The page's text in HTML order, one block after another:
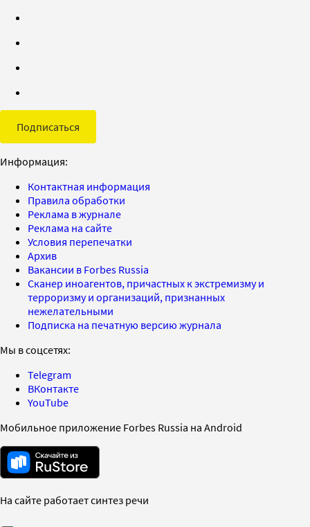
Подписаться
Информация:
Контактная информация
Правила обработки
Реклама в журнале
Реклама на сайте
Условия перепечатки
Архив
Вакансии в Forbes Russia
Сканер иноагентов, причастных к экстремизму и
терроризму и организаций, признанных
нежелательными
Подписка на печатную версию журнала
Мы в соцсетях:
Telegram
ВКонтакте
YouTube
Мобильное приложение Forbes Russia на Android
На сайте работает синтез речи